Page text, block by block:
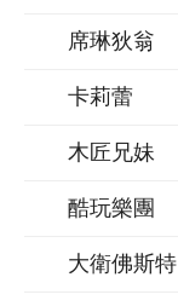
席琳狄翁
卡莉蕾
木匠兄妹
酷玩樂團
大衛佛斯特